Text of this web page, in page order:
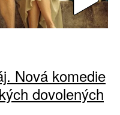
Nová komedie
dovolených